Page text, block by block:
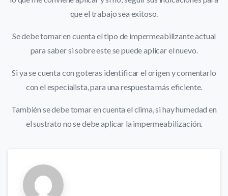
que el trabajo sea exitoso.
Se debe tomar en cuenta el tipo de impermeabilizante actual
para saber si sobre este se puede aplicar el nuevo.
Si ya se cuenta con goteras identificar el origen y comentarlo
con el especialista, para una respuesta más eficiente.
También se debe tomar en cuenta el clima, si hay humedad en
el sustrato no se debe aplicar la impermeabilización.